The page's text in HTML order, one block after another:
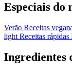
Especiais do
Verão Receitas
light Receitas rápidas
Ingredientes